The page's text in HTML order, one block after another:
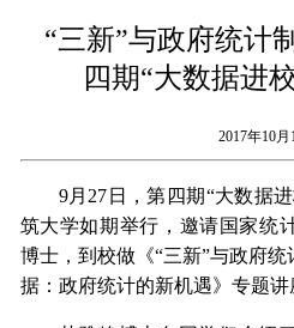
“三新”与政府统计
四期“大数据进
2017年10月
9月27日，第四期“大数据
筑大学如期举行，邀请国家统
博士，到校做《“三新”与政府
据：政府统计的新机遇》专题讲